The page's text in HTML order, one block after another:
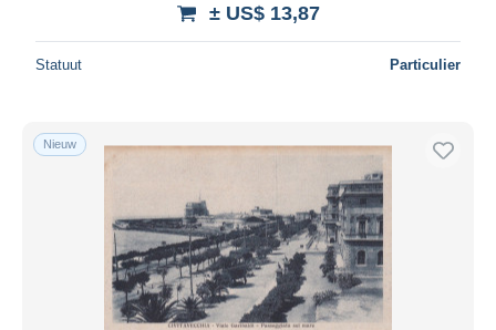
± US$ 13,87
Statuut Particulier
Nieuw